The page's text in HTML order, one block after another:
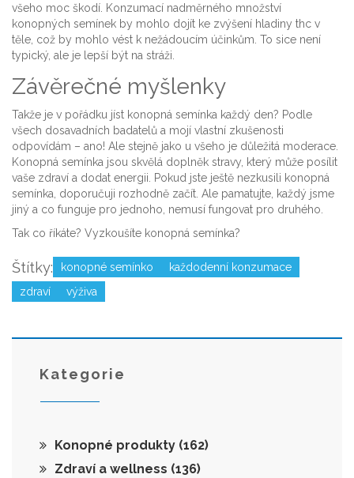
všeho moc škodí. Konzumací nadměrného množství
konopných semínek by mohlo dojít ke zvýšení hladiny thc v
těle, což by mohlo vést k nežádoucím účinkům. To sice není
typický, ale je lepší být na stráži.
Závěrečné myšlenky
Takže je v pořádku jíst konopná semínka každý den? Podle
všech dosavadních badatelů a mojí vlastní zkušenosti
odpovídám – ano! Ale stejně jako u všeho je důležitá moderace.
Konopná semínka jsou skvělá doplněk stravy, který může posílit
vaše zdraví a dodat energii. Pokud jste ještě nezkusili konopná
semínka, doporučuji rozhodně začít. Ale pamatujte, každý jsme
jiný a co funguje pro jednoho, nemusí fungovat pro druhého.
Tak co říkáte? Vyzkoušíte konopná semínka?
Štítky: konopné semínko
každodenní konzumace
zdraví
výživa
Kategorie
Konopné produkty (162)
Zdraví a wellness (136)